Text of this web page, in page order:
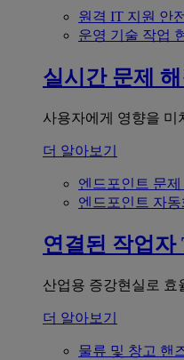
원격 IT 지원 안
운영 기술 작업
실시간 문제 해
사용자에게 영향을 미
더 알아보기
엔드포인트 문제
엔드포인트 자동
연결된 작업자
산업용 증강현실로 효
더 알아보기
물류 및 창고 핸